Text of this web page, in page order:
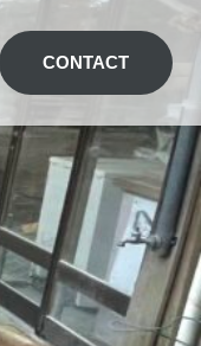
CONTACT